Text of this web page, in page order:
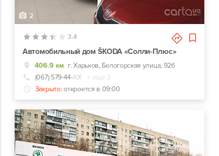
2
3.4
Автомобильный дом ŠKODA «Солли-Плюс»
406.9 км г. Харьков, Белогорская улица, 92б
(067) 579-44-ХХ
+ еще 3
Закрыто: откроется в 09:00